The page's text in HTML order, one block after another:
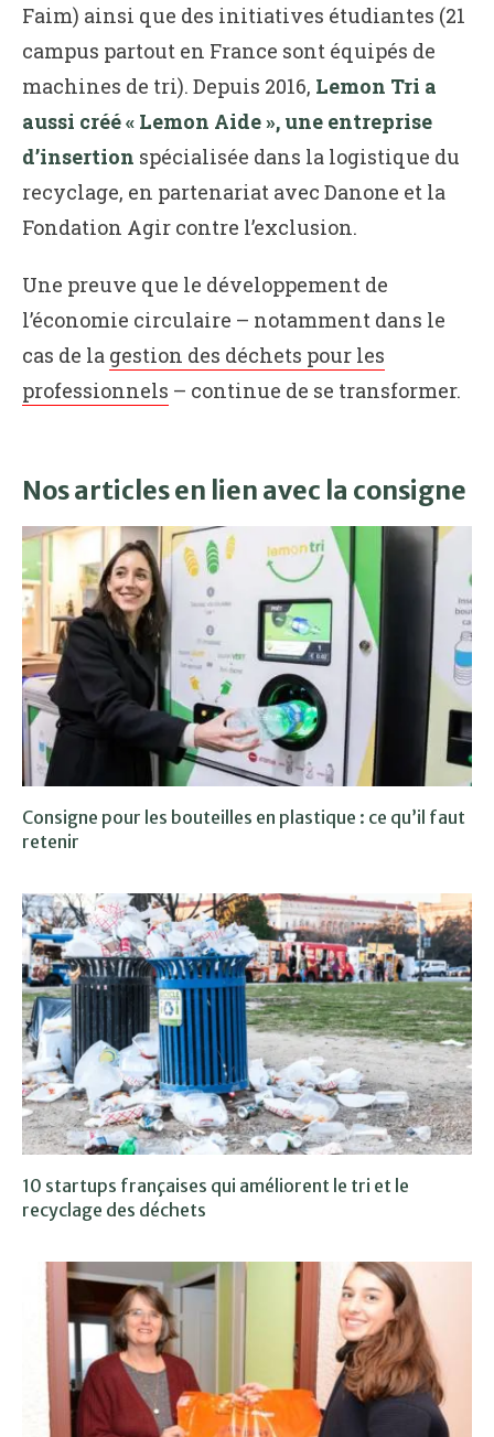
Faim) ainsi que des initiatives étudiantes (21
campus partout en France sont équipés de
machines de tri). Depuis 2016, Lemon Tri a
aussi créé « Lemon Aide », une entreprise
d’insertion spécialisée dans la logistique du
recyclage, en partenariat avec Danone et la
Fondation Agir contre l’exclusion.
Une preuve que le développement de
l’économie circulaire – notamment dans le
cas de la gestion des déchets pour les
professionnels – continue de se transformer.
Nos articles en lien avec la consigne
Consigne pour les bouteilles en plastique : ce qu’il faut
retenir
10 startups françaises qui améliorent le tri et le
recyclage des déchets